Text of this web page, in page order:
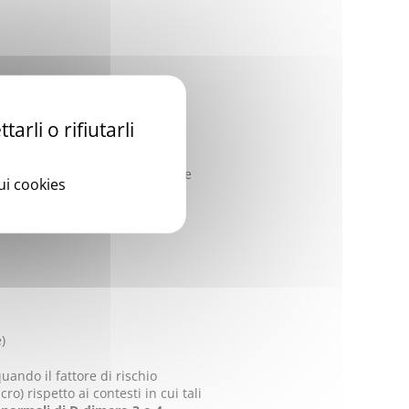
di EP. La diagnosi
I sintomi sono i seguenti e
il fattore di rischio
rispetto ai contesti in cui tali
o rifiutarli
cookies